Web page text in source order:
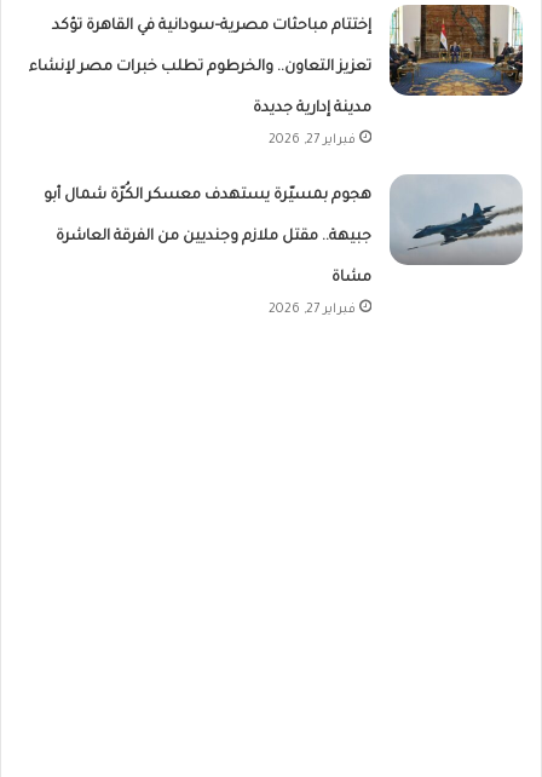
إختتام مباحثات مصرية–سودانية في القاهرة تؤكد
تعزيز التعاون.. والخرطوم تطلب خبرات مصر لإنشاء
مدينة إدارية جديدة
فبراير 27, 2026
هجوم بمسيّرة يستهدف معسكر الكُرّة شمال أبو
جبيهة.. مقتل ملازم وجنديين من الفرقة العاشرة
مشاة
فبراير 27, 2026